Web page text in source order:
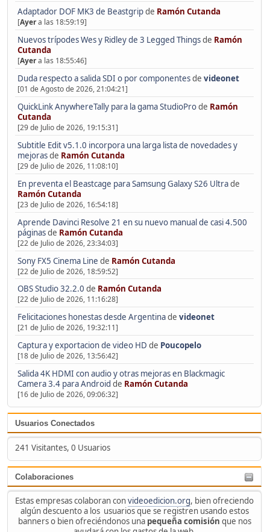
Adaptador DOF MK3 de Beastgripde Ramón Cutanda
[Ayera las 18:59:19]
Nuevos trípodes Wes y Ridley de 3 Legged Thingsde Ramón
Cutanda
[Ayera las 18:55:46]
Duda respecto a salida SDI o por componentesde videonet
[01 de Agosto de 2026, 21:04:21]
QuickLink AnywhereTally para la gama StudioProde Ramón
Cutanda
[29 de Julio de 2026, 19:15:31]
Subtitle Edit v5.1.0 incorpora una larga lista de novedades y
mejorasde Ramón Cutanda
[29 de Julio de 2026, 11:08:10]
En preventa el Beastcage para Samsung Galaxy S26 Ultrade
Ramón Cutanda
[23 de Julio de 2026, 16:54:18]
Aprende Davinci Resolve 21 en su nuevo manual de casi 4.500
páginasde Ramón Cutanda
[22 de Julio de 2026, 23:34:03]
Sony FX5 Cinema Line de Ramón Cutanda
[22 de Julio de 2026, 18:59:52]
OBS Studio 32.2.0 de Ramón Cutanda
[22 de Julio de 2026, 11:16:28]
Felicitaciones honestas desde Argentinade videonet
[21 de Julio de 2026, 19:32:11]
Captura y exportacion de video HD de Poucopelo
[18 de Julio de 2026, 13:56:42]
Salida 4K HDMI con audio y otras mejoras en Blackmagic
Camera 3.4 para Android de Ramón Cutanda
[16 de Julio de 2026, 09:06:32]
Usuarios Conectados
241 Visitantes, 0 Usuarios
Colaboraciones
Estas empresas colaboran convideoedicion.org, bien ofreciendo
algún descuento a los usuarios que se registren usando estos
banners o bien ofreciéndonos una pequeña comisión que nos